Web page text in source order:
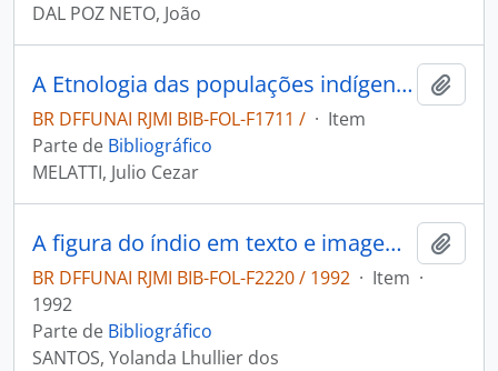
DAL POZ NETO, João
A Etnologia das populações indígenas do Brasil, nas duas últimas décadas
BR DFFUNAI RJMI BIB-FOL-F1711 / · Item
Parte de Bibliográfico
MELATTI, Julio Cezar
A figura do índio em texto e imagem do século XVI
BR DFFUNAI RJMI BIB-FOL-F2220 / 1992 · Item ·
1992
Parte de Bibliográfico
SANTOS, Yolanda Lhullier dos